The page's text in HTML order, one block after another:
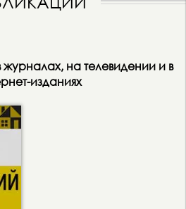
на телевидении и в
изданиях